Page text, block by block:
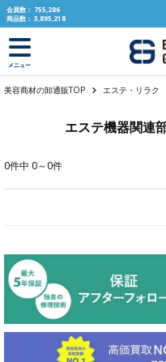
text.skipToContent
text.skipToNavigation
会員数： 755,286
商品数： 3,895,218
メニュー
美容商材の卸通販TOP エステ・リラク
エステ機器関連
0件中 0～0件